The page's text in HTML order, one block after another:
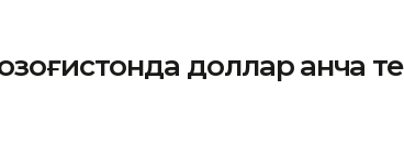
доллар қанча